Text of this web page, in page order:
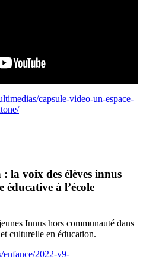
capsule-video-un-espace-
la voix des élèves innus
éducative à l’école
Innus hors communauté dans
culturelle en éducation.
2022-v9-